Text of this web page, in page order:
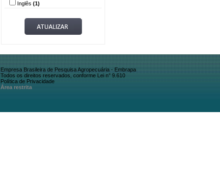
Inglês (1)
Empresa Brasileira de Pesquisa Agropecuária - Embrapa
Todos os direitos reservados, conforme Lei n° 9.610
Política de Privacidade
Área restrita